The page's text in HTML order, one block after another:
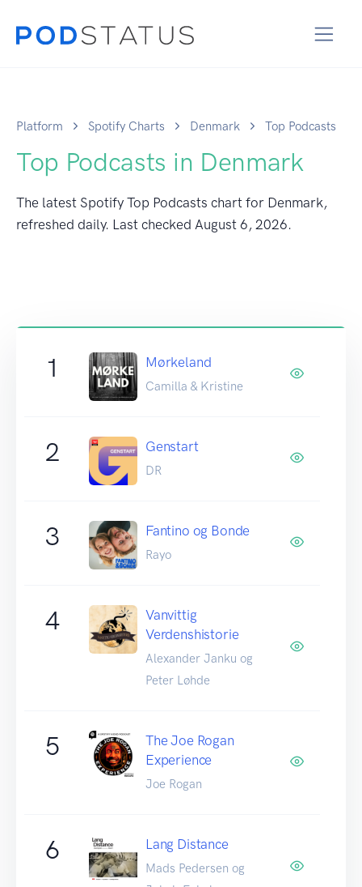
Platform Spotify Charts Denmark Top Podcasts
Top Podcasts in Denmark
The latest Spotify Top Podcasts chart for Denmark,
refreshed daily. Last checked August 6, 2026.
1 Mørkeland
Camilla & Kristine
2 Genstart
DR
3 Fantino og Bonde
Rayo
4
Vanvittig
Verdenshistorie
Alexander Janku og
Peter Løhde
5
The Joe Rogan
Experience
Joe Rogan
6 Lang Distance
Mads Pedersen og